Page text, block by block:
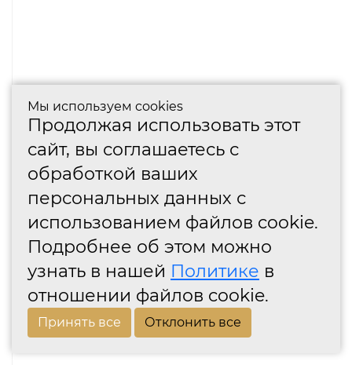
Мы используем cookies
Продолжая использовать этот
сайт, вы соглашаетесь с
обработкой ваших
персональных данных с
использованием файлов cookie.
Подробнее об этом можно
узнать в нашей Политике в
отношении файлов cookie.
Принять все Отклонить все